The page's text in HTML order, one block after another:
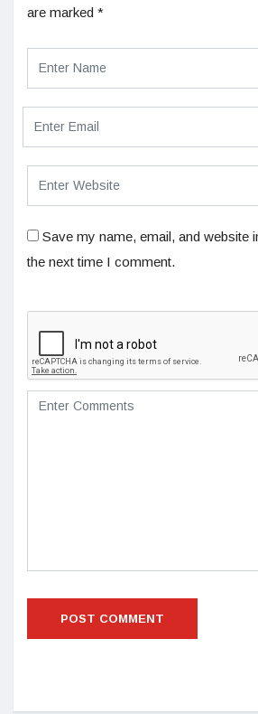
are marked *
Save my name, email, and website
the next time I comment.